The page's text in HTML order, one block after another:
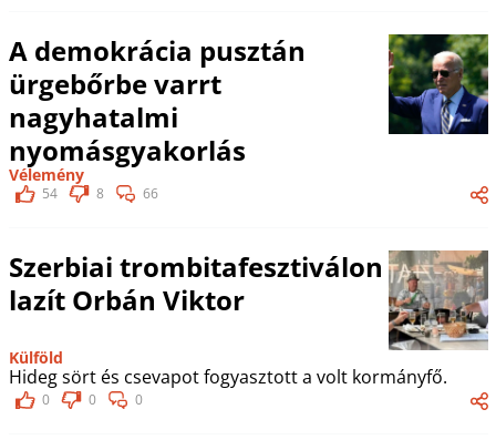
A demokrácia pusztán
ürgebőrbe varrt
nagyhatalmi
nyomásgyakorlás
Vélemény
54 8 66
Szerbiai trombitafesztiválon
lazít Orbán Viktor
Külföld
Hideg sört és csevapot fogyasztott a volt kormányfő.
0 0 0